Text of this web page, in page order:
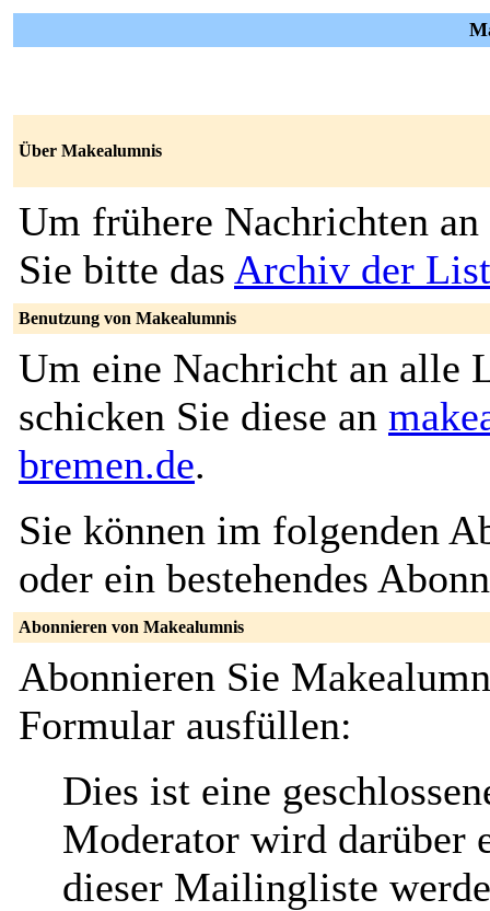
Über Makealumnis
Um frühere Nachrichten an
Sie bitte das Archiv der
Benutzung von Makealumnis
Um eine Nachricht an alle
schicken Sie diese an
bremen.de.
Sie können im folgenden
oder ein bestehendes
Abonnieren von Makealumnis
Abonnieren Sie
Formular ausfüllen:
Dies ist eine
Moderator wird darüber
dieser Mailingliste